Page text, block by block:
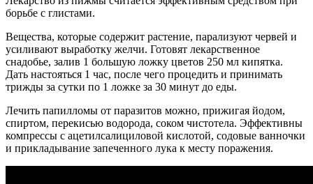
борьбе с глистами.
Вещества, которые содержит растение, парализуют червей и
усиливают выработку желчи. Готовят лекарственное
снадобье, залив 1 большую ложку цветов 250 мл кипятка.
Дать настояться 1 час, после чего процедить и принимать
трижды за сутки по 1 ложке за 30 минут до еды.
Лечить папилломы от паразитов можно, прижигая йодом,
спиртом, перекисью водорода, соком чистотела. Эффективны
компрессы с ацетилсалициловой кислотой, содовые ванночки
и прикладывание запеченного лука к месту поражения.